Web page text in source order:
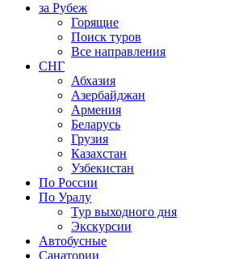
за Рубеж
Горящие
Поиск туров
Все направления
СНГ
Абхазия
Азербайджан
Армения
Беларусь
Грузия
Казахстан
Узбекистан
По России
По Уралу
Тур выходного дня
Экскурсии
Автобусные
Санатории